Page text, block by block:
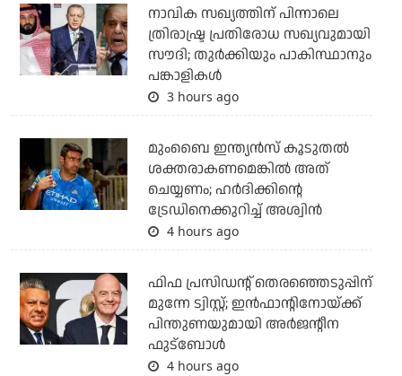
നാവിക സഖ്യത്തിന് പിന്നാലെ
ത്രിരാഷ്ട്ര പ്രതിരോധ സഖ്യവുമായി
സൗദി; തുര്‍ക്കിയും പാകിസ്ഥാനും
പങ്കാളികള്‍
3 hours ago
മുംബൈ ഇന്ത്യന്‍സ് കൂടുതല്‍
ശക്തരാകണമെങ്കില്‍ അത്
ചെയ്യണം; ഹര്‍ദിക്കിന്റെ
ട്രേഡിനെക്കുറിച്ച് അശ്വിന്‍
4 hours ago
ഫിഫ പ്രസിഡന്റ് തെരഞ്ഞെടുപ്പിന്
മുന്നേ ട്വിസ്റ്റ്; ഇന്‍ഫാന്റിനോയ്ക്ക്
പിന്തുണയുമായി അര്‍ജന്റീന
ഫുട്‌ബോള്‍
4 hours ago